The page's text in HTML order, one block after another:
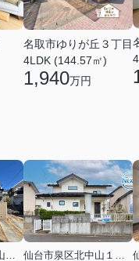
名取市ゆりが丘３丁目
4LDK (144.57㎡)
1,940万円